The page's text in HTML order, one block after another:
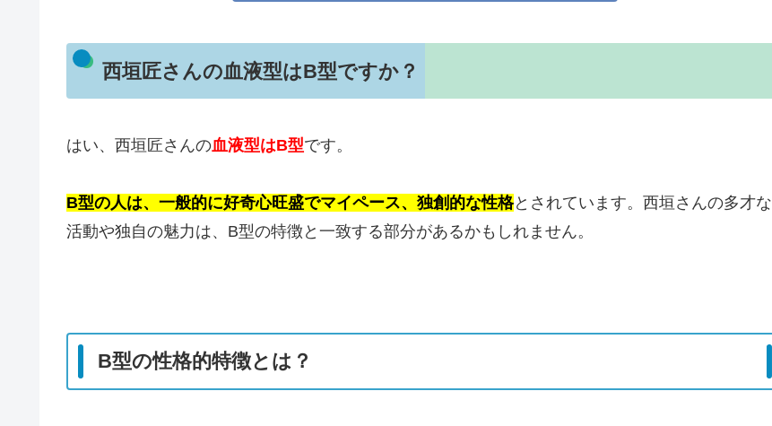
西垣匠さんの血液型はB型ですか？
はい、西垣匠さんの血液型はB型です。
B型の人は、一般的に好奇心旺盛でマイペース、独創的な性格とされています。西垣さんの多才な
活動や独自の魅力は、B型の特徴と一致する部分があるかもしれません。
B型の性格的特徴とは？